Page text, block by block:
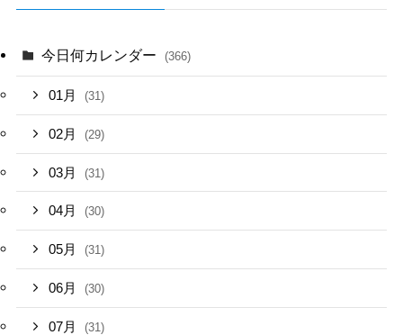
今日何カレンダー (366)
01月 (31)
02月 (29)
03月 (31)
04月 (30)
05月 (31)
06月 (30)
07月 (31)